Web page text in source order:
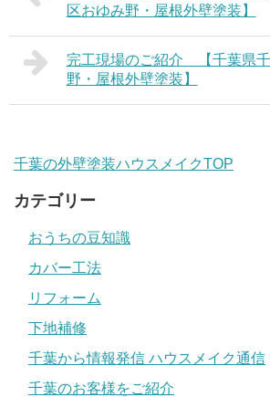
区おゆみ野・屋根外壁塗装】
完工現場のご紹介 【千葉県
野・屋根外壁塗装】
千葉の外壁塗装ハウスメイクTOP
カテゴリー
おうちの豆知識
カバー工法
リフォーム
下地補修
千葉から情報発信 ハウスメイク通信
千葉のお客様をご紹介